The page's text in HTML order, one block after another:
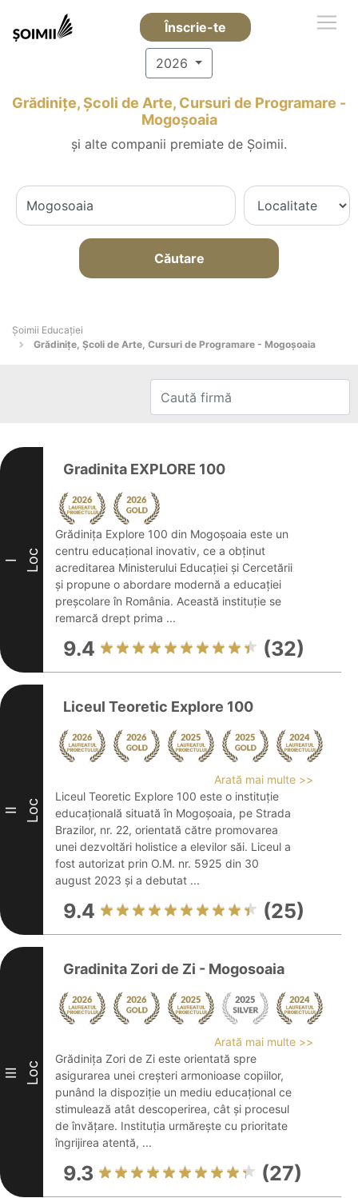
Înscrie-te
2026
Grădinițe, Școli de Arte, Cursuri de Programare -
Mogoşoaia
și alte companii premiate de Șoimii.
Căutare
Șoimii Educației
Grădinițe, Școli de Arte, Cursuri de Programare - Mogoşoaia
I Loc
Gradinita EXPLORE 100
Grădinița Explore 100 din Mogoșoaia este un
centru educațional inovativ, ce a obținut
acreditarea Ministerului Educației și Cercetării
și propune o abordare modernă a educației
preșcolare în România. Această instituție se
remarcă drept prima ...
9.4 (32)
II Loc
Liceul Teoretic Explore 100
Arată mai multe >>
Liceul Teoretic Explore 100 este o instituție
educațională situată în Mogoșoaia, pe Strada
Brazilor, nr. 22, orientată către promovarea
unei dezvoltări holistice a elevilor săi. Liceul a
fost autorizat prin O.M. nr. 5925 din 30
august 2023 și a debutat ...
9.4 (25)
III Loc
Gradinita Zori de Zi - Mogosoaia
Arată mai multe >>
Grădinița Zori de Zi este orientată spre
asigurarea unei creșteri armonioase copiilor,
punând la dispoziție un mediu educațional ce
stimulează atât descoperirea, cât și procesul
de învățare. Instituția urmărește cu prioritate
îngrijirea atentă, ...
9.3 (27)